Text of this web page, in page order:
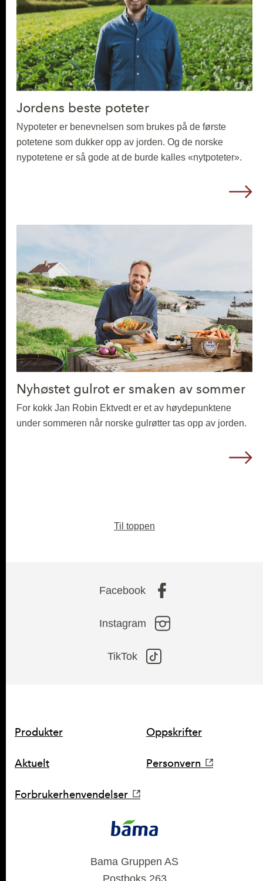
Jordens beste poteter
Nypoteter er benevnelsen som brukes på de første
potetene som dukker opp av jorden. Og de norske
nypotetene er så gode at de burde kalles «nytpoteter».
Nyhøstet gulrot er smaken av sommer
For kokk Jan Robin Ektvedt er et av høydepunktene
under sommeren når norske gulrøtter tas opp av jorden.
Til toppen
Facebook
Instagram
TikTok
KONTAKT
Bama Gruppen AS
SNARVEIER
Produkter Oppskrifter
Aktuelt Personvern
Forbrukerhenvendelser